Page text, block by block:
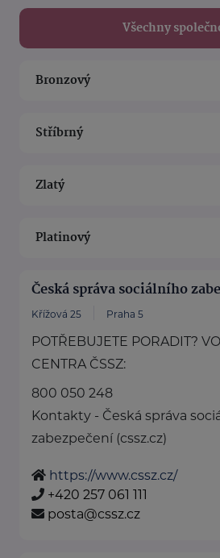
Všechny
Bronzový
Stříbrný
Zlatý
Platinový
Česká správa sociálního
Křížová 25 Praha 5
POTŘEBUJETE PORADIT?
CENTRA ČSSZ:
800 050 248
Kontakty - Česká správa
zabezpečení (cssz.cz)
https://www.cssz.cz/
+420 257 061 111
posta@cssz.cz